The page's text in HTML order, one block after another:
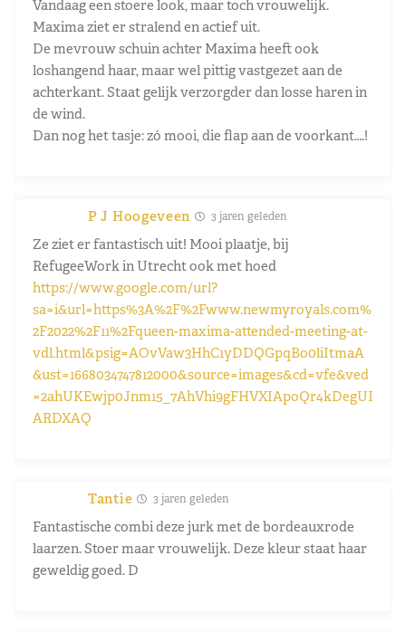
Vandaag een stoere look, maar toch vrouwelijk.
Maxima ziet er stralend en actief uit.
De mevrouw schuin achter Maxima heeft ook
loshangend haar, maar wel pittig vastgezet aan de
achterkant. Staat gelijk verzorgder dan losse haren in
de wind.
Dan nog het tasje: zó mooi, die flap aan de voorkant….!
P J Hoogeveen 3 jaren geleden
Ze ziet er fantastisch uit! Mooi plaatje, bij
RefugeeWork in Utrecht ook met hoed
https://www.google.com/url?
sa=i&url=https%3A%2F%2Fwww.newmyroyals.com%
2F2022%2F11%2Fqueen-maxima-attended-meeting-at-
vdl.html&psig=AOvVaw3HhC1yDDQGpqBo0liItmaA
&ust=1668034747812000&source=images&cd=vfe&ved
=2ahUKEwjp0Jnm15_7AhVhi9gFHVXIApoQr4kDegUI
ARDXAQ
Tantie 3 jaren geleden
Fantastische combi deze jurk met de bordeauxrode
laarzen. Stoer maar vrouwelijk. Deze kleur staat haar
geweldig goed. D